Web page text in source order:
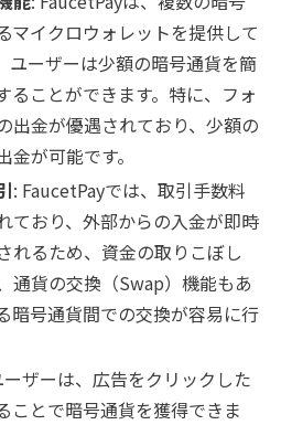
マイクロウォレットを提供して
ユーザーは少額の暗号通貨を簡
ることができます。特に、フォ
出金が優遇されており、少額の
が可能です。
: FaucetPayでは、取引手数料
ており、外部からの入金が即時
れるため、資金の取りこぼし
通貨の交換（Swap）機能もあ
暗号通貨間での交換が容易に行
ーザーは、広告をクリックした
ことで暗号通貨を獲得できま